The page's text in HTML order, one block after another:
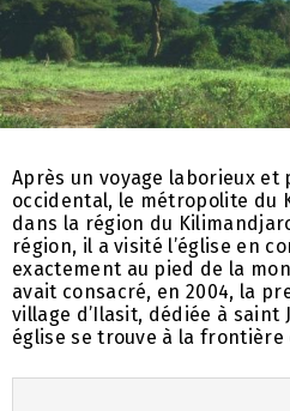
Après un voyage laborieux et
occidental, le métropolite du
dans la région du
région, il a visité l’église en
exactement au pied de la
avait consacré, en 2004, la
village d’Ilasit, dédiée à saint
église se trouve à la frontière